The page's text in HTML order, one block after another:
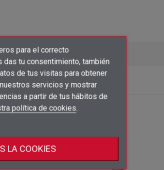
de deseos×
add_circle_outline
×
lista de deseos
×
en su lista de deseos.
para el correcto
tu consentimiento, también
de tus visitas para obtener
servicios y mostrar
a partir de tus hábitos de
política de cookies.
LA COOKIES